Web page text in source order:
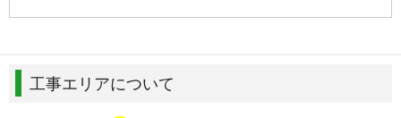
工事エリアについて